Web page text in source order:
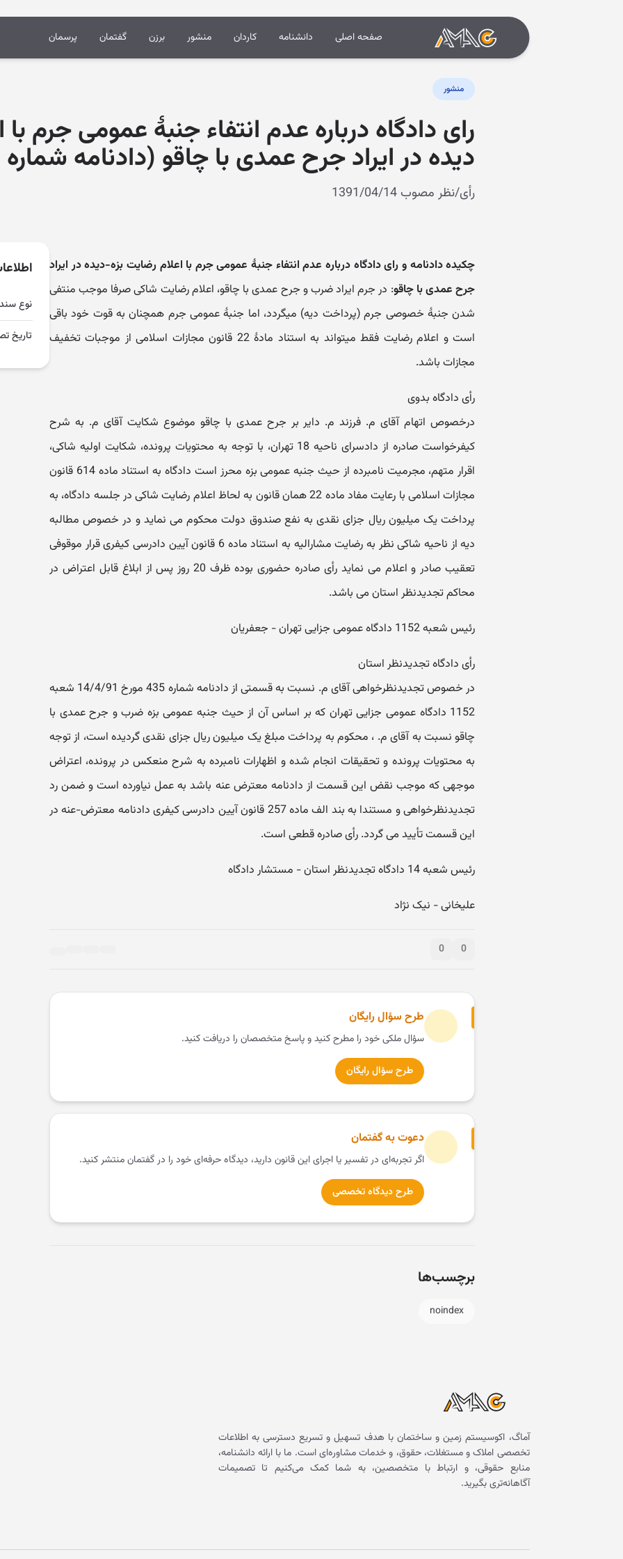
صفحه اصلی دانشنامه کاردان منشور برزن گفتمان پرسمان
منشور
رای دادگاه درباره عدم انتفاء جنبۀ عمومی جرم
دیده در ایراد جرح عمدی با چاقو (دادنامه
رأی/نظر مصوب 1391/04/14
چکیده دادنامه و رای دادگاه درباره عدم انتفاء جنبۀ عمومی جرم با اعلام رضایت بزه-دیده در ایراد
جرح عمدی با چاقو: در جرم ایراد ضرب و جرح عمدی با چاقو، اعلام رضایت شاکی صرفا موجب منتفی
شدن جنبۀ خصوصی جرم (پرداخت دیه) میگردد، اما جنبۀ عمومی جرم همچنان به قوت خود باقی
است و اعلام رضایت فقط میتواند به استناد مادۀ 22 قانون مجازات اسلامی از موجبات تخفیف
مجازات باشد.
رأی دادگاه بدوی
درخصوص اتهام آقای م. فرزند م. دایر بر جرح عمدی با چاقو موضوع شکایت آقای م. به شرح
کیفرخواست صادره از دادسرای ناحیه 18 تهران، با توجه به محتویات پرونده، شکایت اولیه شاکی،
اقرار متهم، مجرمیت نامبرده از حیث جنبه عمومی بزه محرز است دادگاه به استناد ماده 614 قانون
مجازات اسلامی با رعایت مفاد ماده 22 همان قانون به لحاظ اعلام رضایت شاکی در جلسه دادگاه، به
پرداخت یک میلیون ریال جزای نقدی به نفع صندوق دولت محکوم می نماید و در خصوص مطالبه
دیه از ناحیه شاکی نظر به رضایت مشارالیه به استناد ماده 6 قانون آیین دادرسی کیفری قرار موقوفی
تعقیب صادر و اعلام می نماید رأی صادره حضوری بوده ظرف 20 روز پس از ابلاغ قابل اعتراض در
محاکم تجدیدنظر استان می باشد.
رئیس شعبه 1152 دادگاه عمومی جزایی تهران - جعفریان
رأی دادگاه تجدیدنظر استان
در خصوص تجدیدنظرخواهی آقای م. نسبت به قسمتی از دادنامه شماره 435 مورخ 14/4/91 شعبه
1152 دادگاه عمومی جزایی تهران که بر اساس آن از حیث جنبه عمومی بزه ضرب و جرح عمدی با
چاقو نسبت به آقای م. ، محکوم به پرداخت مبلغ یک میلیون ریال جزای نقدی گردیده است، از توجه
به محتویات پرونده و تحقیقات انجام شده و اظهارات نامبرده به شرح منعکس در پرونده، اعتراض
موجهی که موجب نقض این قسمت از دادنامه معترض عنه باشد به عمل نیاورده است و ضمن رد
تجدیدنظرخواهی و مستندا به بند الف ماده 257 قانون آیین دادرسی کیفری دادنامه معترض-عنه در
این قسمت تأیید می گردد. رأی صادره قطعی است.
رئیس شعبه 14 دادگاه تجدیدنظر استان - مستشار دادگاه
علیخانی - نیک نژاد
0
0
طرح سؤال رایگان
سؤال ملکی خود را مطرح کنید و پاسخ متخصصان را دریافت کنید.
طرح سؤال رایگان
دعوت به گفتمان
اگر تجربه‌ای در تفسیر یا اجرای این قانون دارید، دیدگاه حرفه‌ای خود را در گفتمان منتشر کنید.
طرح دیدگاه تخصصی
برچسب‌ها
noindex
نوع سند
تاریخ
آماگ، اکوسیستم زمین و ساختمان با هدف تسهیل و تسریع دسترسی به اطلاعات
تخصصی املاک و مستغلات، حقوق، و خدمات مشاوره‌ای است. ما با ارائه دانشنامه،
منابع حقوقی، و ارتباط با متخصصین، به شما کمک می‌کنیم تا تصمیمات
آگاهانه‌تری بگیرید.